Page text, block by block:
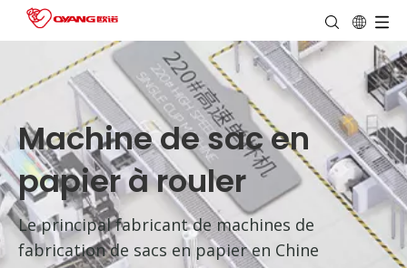
Machine de sac en
papier à rouler
Le principal fabricant de machines de
fabrication de sacs en papier en Chine